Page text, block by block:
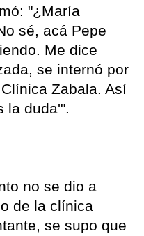
"¿María
sé, acá Pepe
Me dice
se internó por
Zabala. Así
la duda'".
no se dio a
de la clínica
se supo que